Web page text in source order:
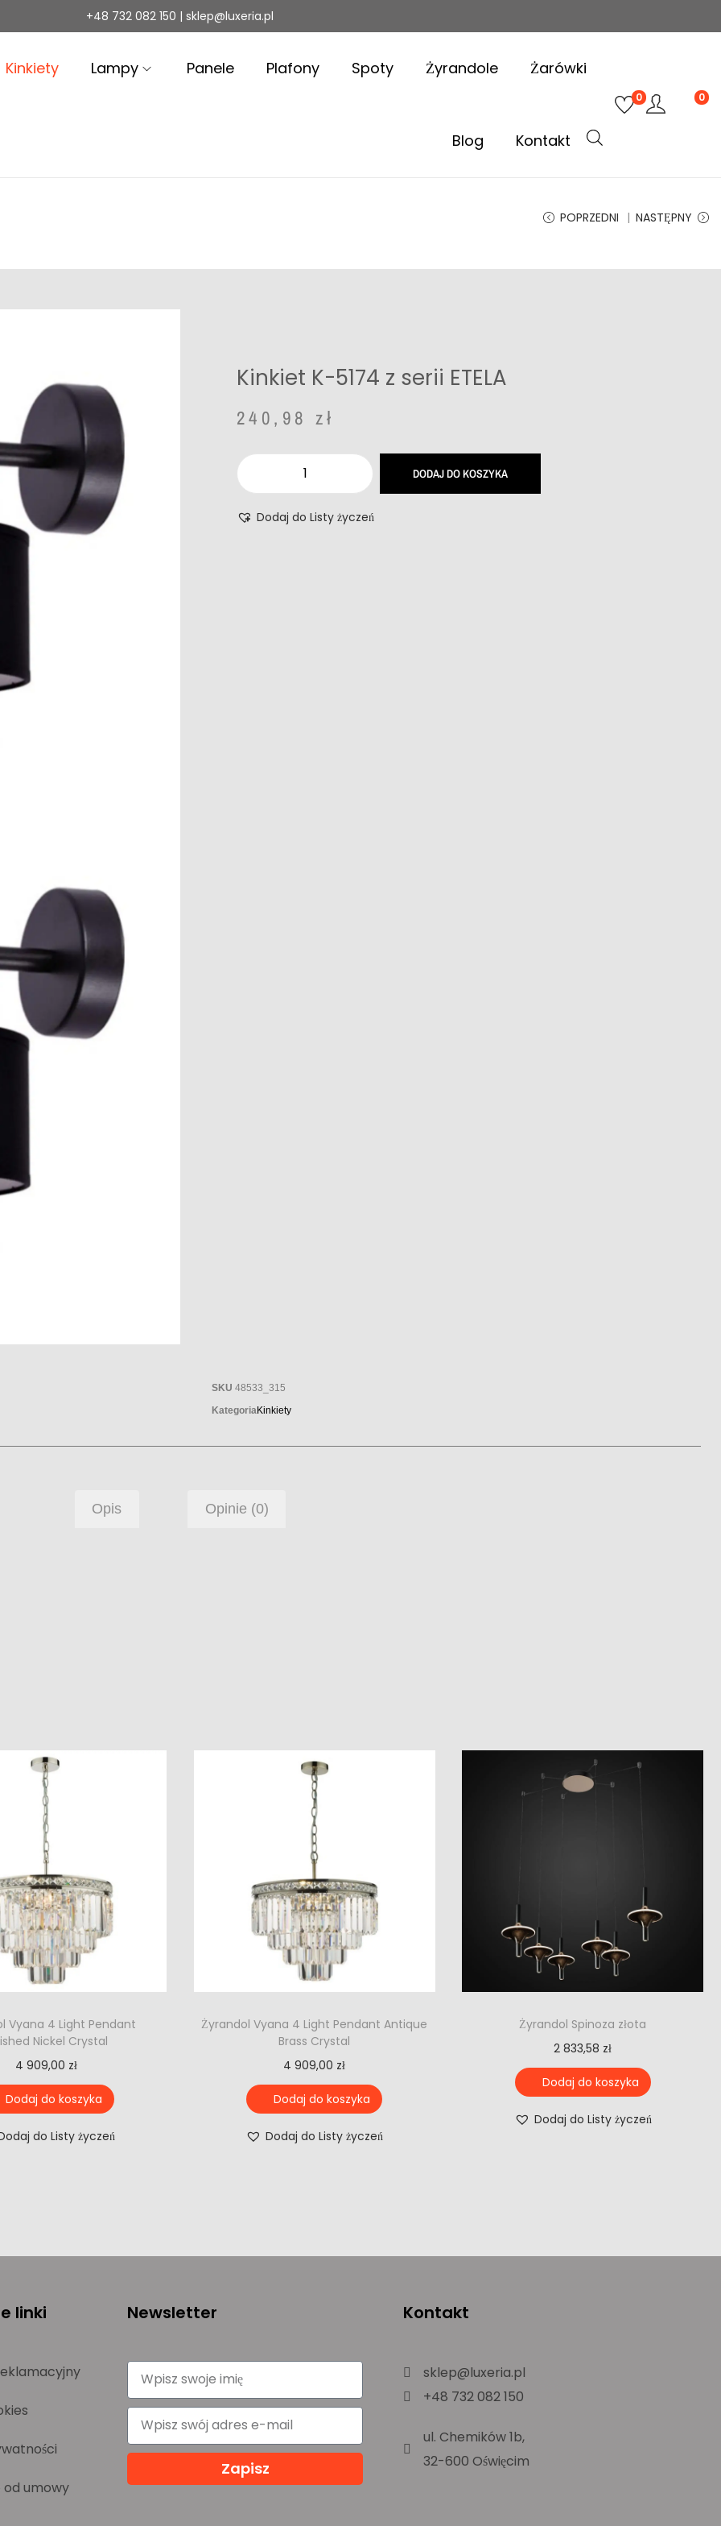
+48 732 082 150 | sklep@luxeria.pl
Kinkiety Lampy Panele Plafony Spoty Żyrandole Żarówki
Blog Kontakt
0 0
POPRZEDNI NASTĘPNY
Kinkiet K-5174 z serii ETELA
240,98 zł
DODAJ DO KOSZYKA
Dodaj do Listy życzeń
SKU48533_315
KategoriaKinkiety
Opis Opinie (0)
Vyana 4 Light Pendant
Nickel Crystal
4 909,00 zł
Dodaj do koszyka
do Listy życzeń
Żyrandol Vyana 4 Light Pendant Antique
Brass Crystal
4 909,00 zł
Dodaj do koszyka
Dodaj do Listy życzeń
Żyrandol Spinoza złota
2 833,58 zł
Dodaj do koszyka
Dodaj do Listy życzeń
linki
od umowy
Newsletter
Zapisz
Kontakt
sklep@luxeria.pl
+48 732 082 150
ul. Chemików 1b,
32-600 Oświęcim